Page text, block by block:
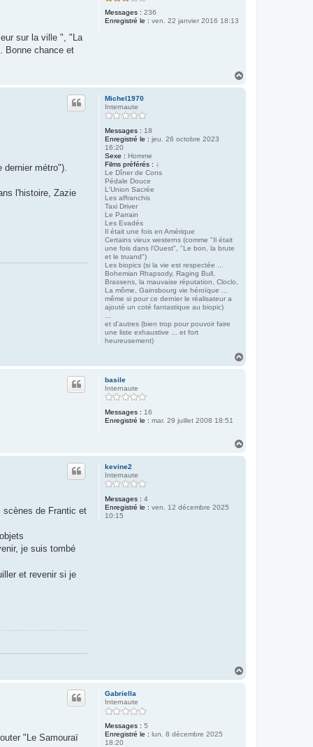
Messages : 236
Enregistré le : ven. 22 janvier 2016 18:13
sur la ville ", "La
Bonne chance et
Michel1970
Internaute
Messages : 18
Enregistré le : jeu. 26 octobre 2023
16:20
Sexe : Homme
Films préférés : ↓
Le Dîner de Cons
Pédale Douce
L'Union Sacrée
Les affranchis
Taxi Driver
Le Parrain
Les Evadés
Il était une fois en Amérique
Certains vieux westerns (comme "Il était
une fois dans l'Ouest", "Le bon, la brute
et le truand")
Les biopics (si la vie est respectée ...
Bohemian Rhapsody, Raging Bull,
Brassens, la mauvaise réputation, Cloclo,
La môme, Gainsbourg vie héroïque ...
même si pour ce dernier le réalisateur a
ajouté un coté fantastique au biopic)
et d'autres (bien trop pour pouvoir faire
une liste exhaustive ... et fort
heureusement)
dernier métro").
l'histoire, Zazie
basile
Internaute
Messages : 16
Enregistré le : mar. 29 juillet 2008 18:51
kevine2
Internaute
Messages : 4
Enregistré le : ven. 12 décembre 2025
10:15
scènes de Frantic et
je suis tombé
et revenir si je
Gabriella
Internaute
Messages : 5
Enregistré le : lun. 8 décembre 2025
18:20
"Le Samouraï